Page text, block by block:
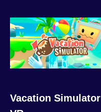
Vacation Simulator